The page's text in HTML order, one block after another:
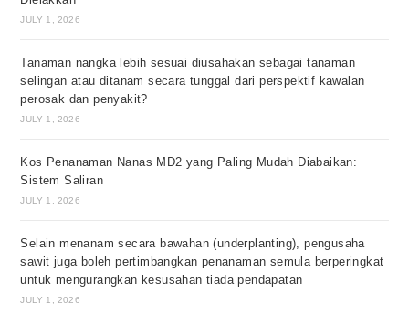
JULY 1, 2026
Tanaman nangka lebih sesuai diusahakan sebagai tanaman
selingan atau ditanam secara tunggal dari perspektif kawalan
perosak dan penyakit?
JULY 1, 2026
Kos Penanaman Nanas MD2 yang Paling Mudah Diabaikan:
Sistem Saliran
JULY 1, 2026
Selain menanam secara bawahan (underplanting), pengusaha
sawit juga boleh pertimbangkan penanaman semula berperingkat
untuk mengurangkan kesusahan tiada pendapatan
JULY 1, 2026